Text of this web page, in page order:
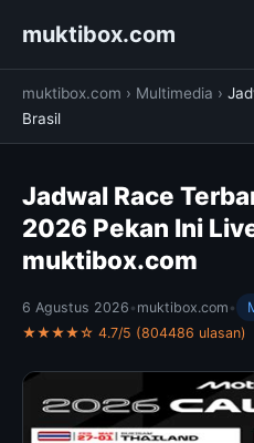
muktibox.com
muktibox.com › Multimedia ›
Brasil
Jadwal Race
2026 Pekan Ini
muktibox.com
6 Agustus 2026 • muktibox.com •
★★★★☆ 4.7/5 (804486 ulasan)